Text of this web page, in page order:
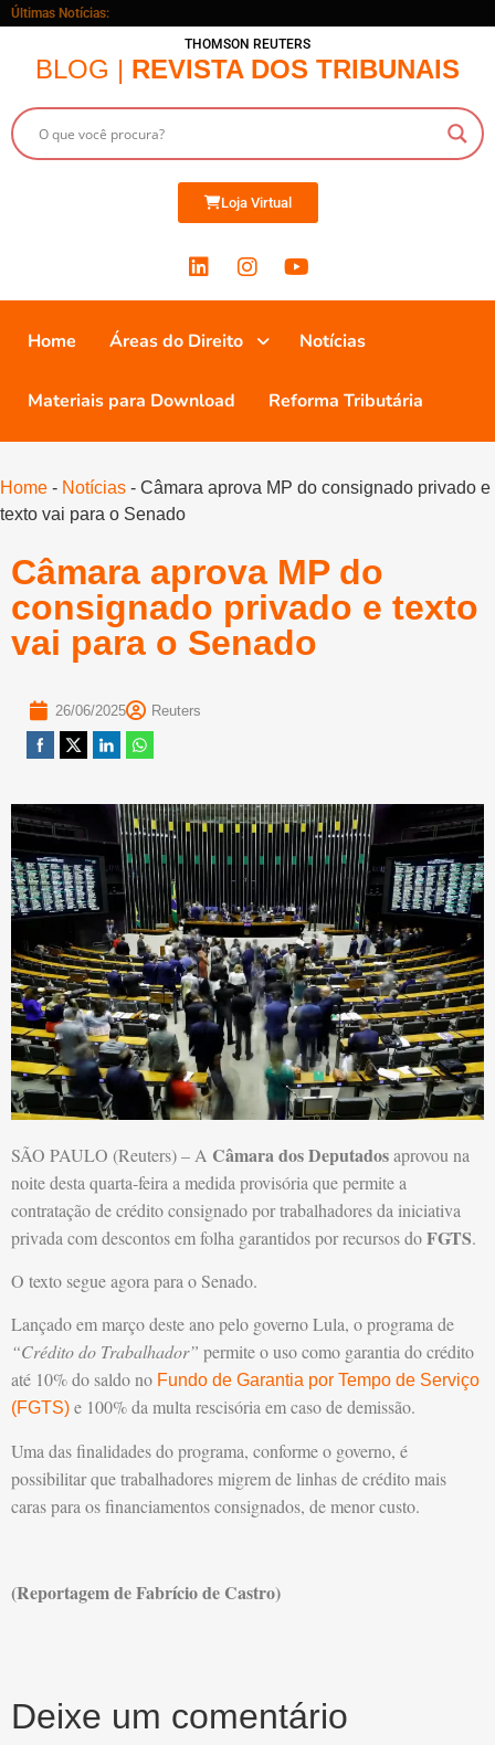
Últimas Notícias:
THOMSON REUTERS
BLOG | REVISTA DOS TRIBUNAIS
Loja Virtual
Home Áreas do Direito Notícias
Materiais para Download Reforma Tributária
Home - Notícias - Câmara aprova MP do consignado privado e
texto vai para o Senado
Câmara aprova MP do
consignado privado e texto
vai para o Senado
26/06/2025 Reuters
SÃO PAULO (Reuters) – A Câmara dos Deputadosaprovou na
noite desta quarta-feira a medida provisória que permite a
contratação de crédito consignado por trabalhadores da iniciativa
privada com descontos em folha garantidos por recursos doFGTS.
O texto segue agora para o Senado.
Lançado em março deste ano pelo governo Lula, o programa de
“Crédito do Trabalhador” permite o uso como garantia do crédito
até 10% do saldo no Fundo de Garantia por Tempo de Serviço
(FGTS) e 100% da multa rescisória em caso de demissão.
Uma das finalidades do programa, conforme o governo, é
possibilitar que trabalhadores migrem de linhas de crédito mais
caras para os financiamentos consignados, de menor custo.
(Reportagem de Fabrício de Castro)
Deixe um comentário